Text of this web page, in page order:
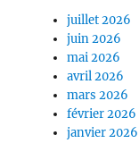
juillet 2026
juin 2026
mai 2026
avril 2026
mars 2026
février 2026
janvier 2026